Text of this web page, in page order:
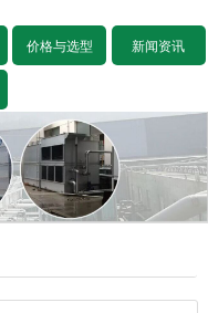
价格与选型 新闻资讯